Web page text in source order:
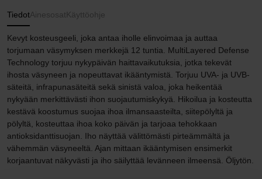
TiedotAinesosat Käyttöohje
Kevyt kosteusgeeli, joka antaa iholle elinvoimaa ja auttaa
torjumaan väsymyksen merkkejä 12 tuntia. MultiLayered Defense
Technology torjuu nykypäivän haittavaikutuksia, jotka tekevät
ihosta väsyneen ja nopeuttavat ikääntymistä. Torjuu UVA- ja UVB-
säteitä, infrapunasäteitä sekä sinistä valoa, joka heikentää
nykyään merkittävästi ihon suojautumiskykyä. Hikoilua ja kosteutta
kestävä koostumus suojaa ihoa ilmansaasteilta, siitepölyltä ja
pölyltä, kosteuttaa ihoa koko päivän ja tarjoaa tehokkaan
antioksidanttisuojan. Iho näyttää välittömästi pirteämmältä ja
vähemmän väsyneeltä. Ajan mittaan ikääntymisen ensimerkit
korjaantuvat näkyvästi ja iho säilyttää levänneen ilmeensä. Öljytön.